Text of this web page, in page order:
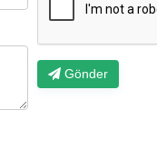
Gönder